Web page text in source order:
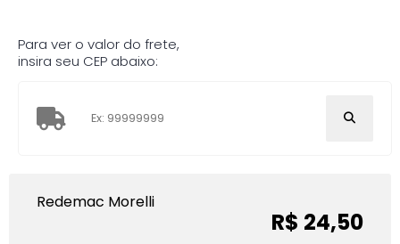
Para ver o valor do frete,
insira seu CEP abaixo:
Redemac Morelli
R$ 24,50